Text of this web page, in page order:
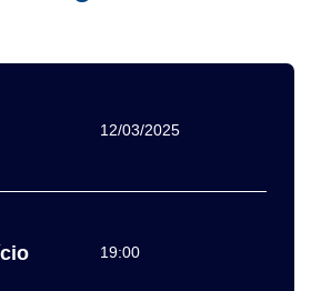
12/03/2025
19:00